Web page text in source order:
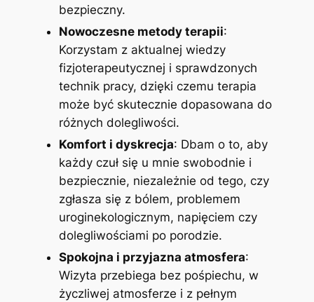
bezpieczny.
Nowoczesne metody terapii:
Korzystam z aktualnej wiedzy
fizjoterapeutycznej i sprawdzonych
technik pracy, dzięki czemu terapia
może być skutecznie dopasowana do
różnych dolegliwości.
Komfort i dyskrecja: Dbam o to, aby
każdy czuł się u mnie swobodnie i
bezpiecznie, niezależnie od tego, czy
zgłasza się z bólem, problemem
uroginekologicznym, napięciem czy
dolegliwościami po porodzie.
Spokojna i przyjazna atmosfera:
Wizyta przebiega bez pośpiechu, w
życzliwej atmosferze i z pełnym